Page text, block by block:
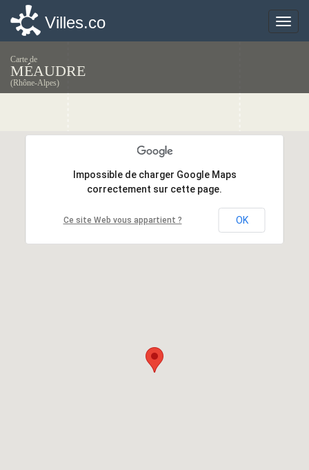
Toggle
Villes.co
Carte de
MÉAUDRE
(Rhône-Alpes)
Impossible de charger Google Maps
correctement sur cette page.
Ce site Web vous appartient ? OK
Impossible de charger Google Maps
correctement sur cette page.
Ce site Web vous appartient ? OK
Toggle
Villes.co